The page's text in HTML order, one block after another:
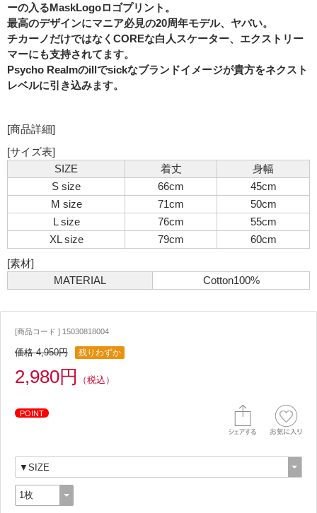
ーの入るMaskLogoロゴプリント。
最高のデザインにマニア必見の20周年モデル、ヤバい。
チカーノだけではなくCOREな白人スケーター、エクストリー
マーにも支持されてます。
Psycho Realmのillでsickなブランドイメージが貴方をネクスト
レベルに引き込みます。
[商品詳細]
[サイズ表]
SIZE
着丈
身幅
S size
66cm
45cm
M size
71cm
50cm
L size
76cm
55cm
XL size
79cm
60cm
[素材]
MATERIAL
Cotton100%
[商品コード ] 15030818004
価格 4,950円 残りわずか
2,980円 （税込）
POINT